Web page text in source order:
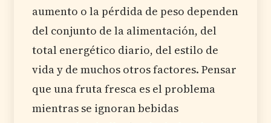
aumento o la pérdida de peso dependen
del conjunto de la alimentación, del
total energético diario, del estilo de
vida y de muchos otros factores. Pensar
que una fruta fresca es el problema
mientras se ignoran bebidas